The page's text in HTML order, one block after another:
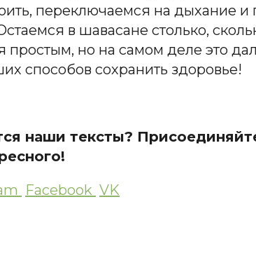
переключаемся на дыхание
в шавасане столько,
простым, но на самом деле это
способов сохранить здоровье!
наши тексты?
Facebook VK